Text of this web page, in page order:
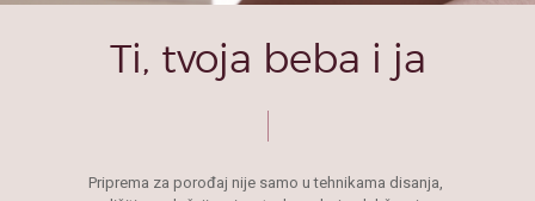
Ti, tvoja beba i ja
Priprema za porođaj nije samo u tehnikama disanja,